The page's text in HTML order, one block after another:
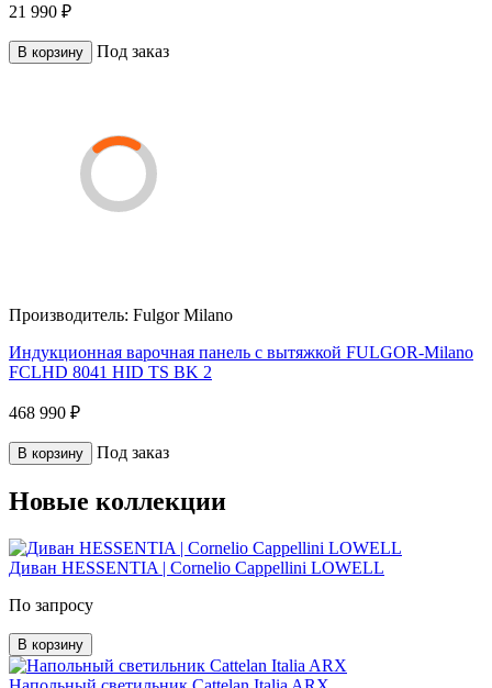
21 990 ₽
В корзину Под заказ
Производитель: Fulgor Milano
Индукционная варочная панель с вытяжкой FULGOR-Milano
FCLHD 8041 HID TS BK 2
468 990 ₽
В корзину Под заказ
Новые коллекции
Диван HESSENTIA | Cornelio Cappellini LOWELL
По запросу
В корзину